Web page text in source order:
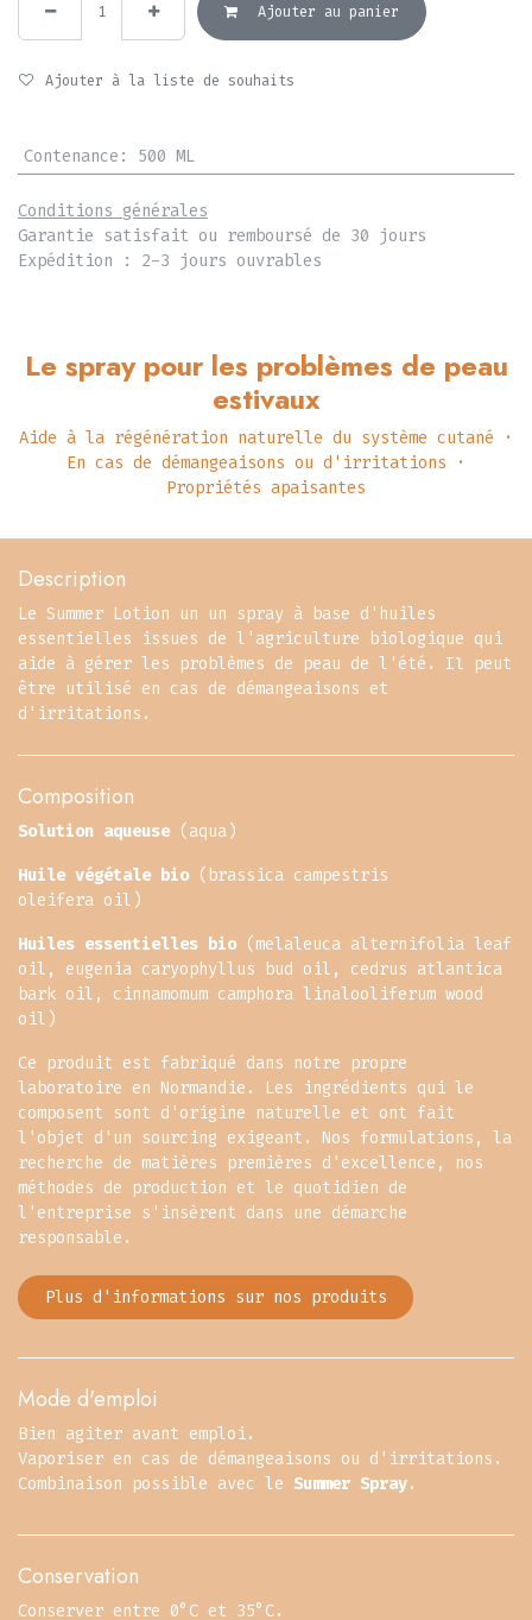
Ajouter au panier
Ajouter à la liste de souhaits
Contenance : 500 ML
Conditions générales
Garantie satisfait ou remboursé de 30 jours
Expédition : 2-3 jours ouvrables
Le spray pour les problèmes de peau
estivaux
Aide à la régénération naturelle du système cutané ·
En cas de démangeaisons ou d'irritations ·
Propriétés apaisantes
Description
Le Summer Lotion un un spray à base d'huiles
essentielles issues de l'agriculture biologique qui
aide à gérer les problèmes de peau de l'été. Il peut
être utilisé en cas de démangeaisons et
d'irritations.
Composition
Solution aqueuse(aqua)
Huile végétale bio(brassica campestris
oleifera oil)
Huiles essentielles bio(melaleuca alternifolia leaf
oil, eugenia caryophyllus bud oil, cedrus atlantica
bark oil, cinnamomum camphora linalooliferum wood
oil)
Ce produit est fabriqué dans notre propre
laboratoire en Normandie. Les ingrédients qui le
composent sont d'origine naturelle et ont fait
l'objet d'un sourcing exigeant. Nos formulations, la
recherche de matières premières d'excellence, nos
méthodes de production et le quotidien de
l'entreprise s'insèrent dans une démarche
responsable.
Plus d'informations sur nos produits
Mode d'emploi
Bien agiter avant emploi.
Vaporiser en cas de démangeaisons ou d'irritations.
Combinaison possible avec le Summer Spray.
Conservation
Conserver entre 0°C et 35°C.